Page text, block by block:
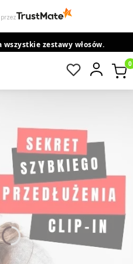
wszystkie zestawy włosów.
zł Orlen Paczka